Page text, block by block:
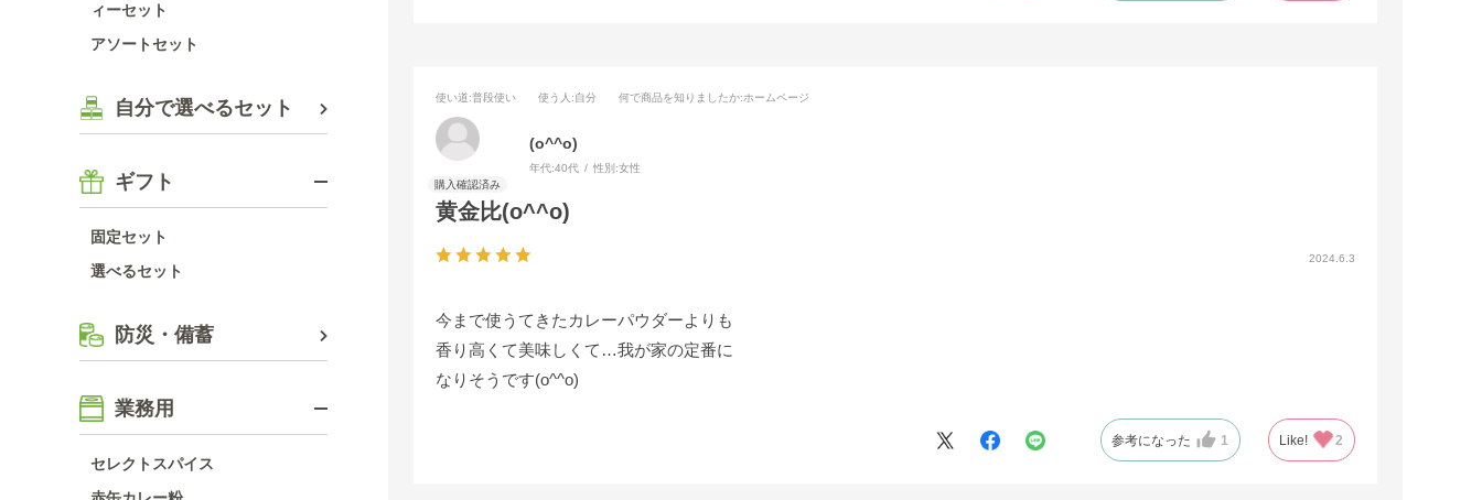
ィーセット
アソートセット
自分で選べるセット
ギフト
固定セット
選べるセット
防災・備蓄
業務用
セレクトスパイス
2024.6.3
黄金比(o^^o)
使い道:普段使い 使う人 :自分 何で商品を知りましたか:ホームページ
(o^^o)
年代:40代 性別:女性
今まで使うてきたカレーパウダーよりも
香り高くて美味しくて…我が家の定番に
なりそうです(o^^o)
参考になった 1 Like! 2